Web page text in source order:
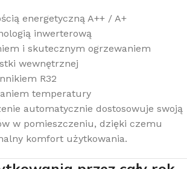
energetyczną A++ / A+
inwerterową
i skutecznym ogrzewaniem
wewnętrznej
R32
temperatury
automatycznie dostosowuje swoją
w pomieszczeniu, dzięki czemu
komfort użytkowania.